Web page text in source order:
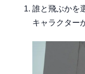
誰と飛ぶかを
キャラクター